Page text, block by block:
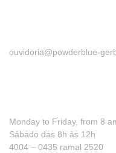
ouvidoria@powderblue-
Monday to Friday, from 8
Sábado das 8h às 12h
4004 – 0435 ramal 2520